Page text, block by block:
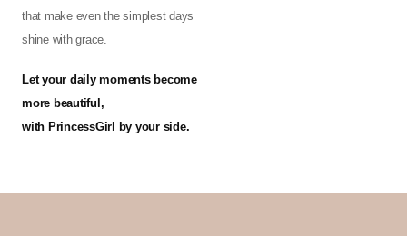
that make even the simplest days
shine with grace.
Let your daily moments become
more beautiful,
with PrincessGirl by your side.